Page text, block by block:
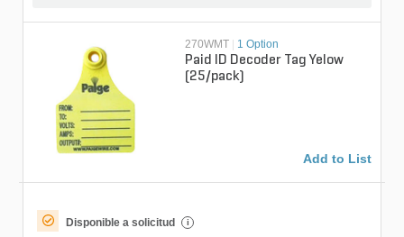
270WMT 1 Option
Paid ID Decoder Tag Yelow
(25/pack)
Add to List
Disponible a solicitud i